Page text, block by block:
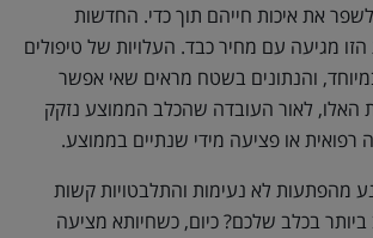
את איכות חייהם תוך כדי. החדשות
מגיעה עם מחיר כבד. העלויות של טיפולים
והנתונים בשטח מראים שאי אפשר
לאור העובדה שהכלב הממוצע נזקק
רפואית או פציעה מידי שנתיים בממוצע.
מהפתעות לא נעימות והתלבטויות קשות
ביותר בכלב שלכם? כיום, כשחיותא מציעה